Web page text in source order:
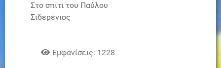
Στο σπίτι του Παύλου
Σιδερένιος
Εμφανίσεις: 1228